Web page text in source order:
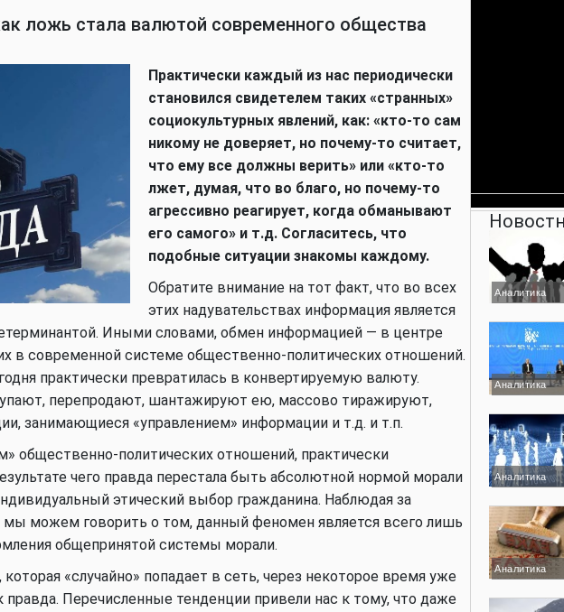
политика
Туризм
Происшествие
Диаспора
İdmanНовые технологии
ложь стала валютой современного общества
Практически каждый из нас периодически
становился свидетелем таких «странных»
социокультурных явлений, как: «кто-то сам
никому не доверяет, но почему-то считает,
что ему все должны верить» или «кто-то
лжет, думая, что во благо, но почему-то
агрессивно реагирует, когда обманывают
его самого» и т.д. Согласитесь, что
подобные ситуации знакомы каждому.
Обратите внимание на тот факт, что во всех
этих надувательствах информация является
Иными словами, обмен информацией — в центре
в современной системе общественно-политических отношений.
практически превратилась в конвертируемую валюту.
перепродают, шантажируют ею, массово тиражируют,
занимающиеся «управлением» информации и т.д. и т.п.
общественно-политических отношений, практически
чего правда перестала быть абсолютной нормой морали
этический выбор гражданина. Наблюдая за
мы можем говорить о том, данный феномен является всего лишь
общепринятой системы морали.
«случайно» попадает в сеть, через некоторое время уже
Перечисленные тенденции привели нас к тому, что даже
Аналитика
Аналитика
Аналитика
Аналитика